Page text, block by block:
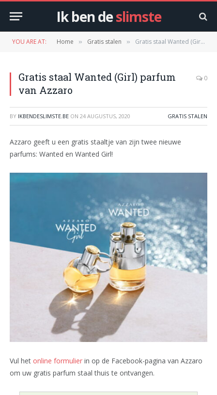
Ik ben deslimste
YOU ARE AT: Home » Gratis stalen » Gratis staal Wanted (Girl) parfum van Azzaro
Gratis staal Wanted (Girl) parfum
van Azzaro
0
BY IKBENDESLIMSTE.BE ON 24 AUGUSTUS, 2020 GRATIS STALEN
Azzaro geeft u een gratis staaltje van zijn twee nieuwe
parfums: Wanted en Wanted Girl!
Vul het online formulier in op de Facebook-pagina van Azzaro
om uw gratis parfum staal thuis te ontvangen.